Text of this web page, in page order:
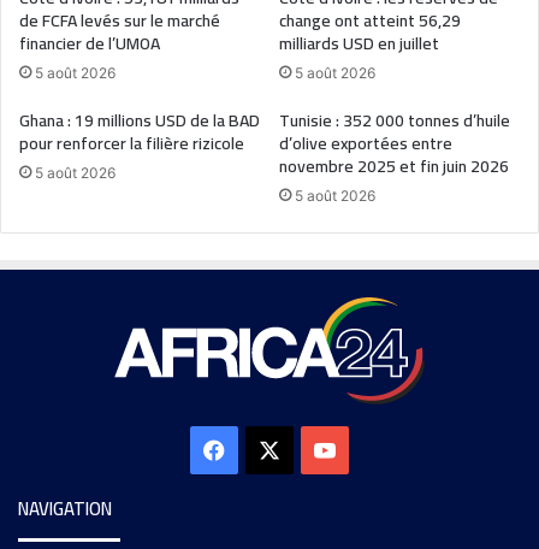
de FCFA levés sur le marché
financier de l’UMOA
5 août 2026
change ont atteint 56,29
milliards USD en juillet
5 août 2026
Ghana : 19 millions USD de la BAD
pour renforcer la filière rizicole
5 août 2026
Tunisie : 352 000 tonnes d’huile
d’olive exportées entre
novembre 2025 et fin juin 2026
5 août 2026
NAVIGATION